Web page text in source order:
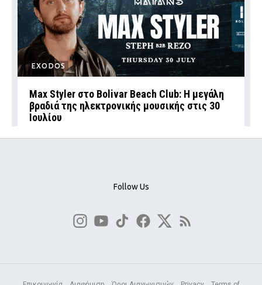
EXODOS
Max Styler στο Bolivar Beach Club: Η μεγάλη
βραδιά της ηλεκτρονικής μουσικής στις 30
Ιουλίου
Follow Us